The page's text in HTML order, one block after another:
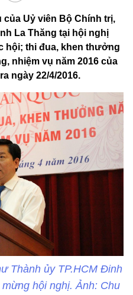
của Uỷ viên Bộ Chính trị,
La Thăng tại hội nghị
hội; thi đua, khen thưởng
nhiệm vụ năm 2016 của
ngày 22/4/2016.
Thành ủy TP.HCM Đinh
hội nghị. Ảnh: Chu